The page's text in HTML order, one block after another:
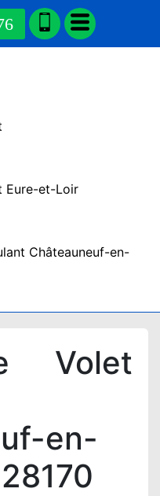
Eure-et-Loir
Châteauneuf-en-
Volet
en-